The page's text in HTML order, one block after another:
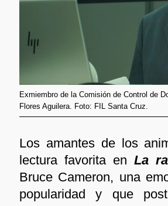
Exmiembro de la Comisión de Control de
Flores Aguilera. Foto: FIL Santa Cruz.
Los amantes de los
lectura favorita en La
Bruce Cameron, una
popularidad y que